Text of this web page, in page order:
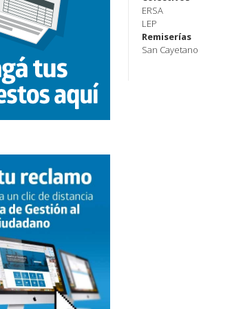
ERSA
LEP
Remiserías
San Cayetano